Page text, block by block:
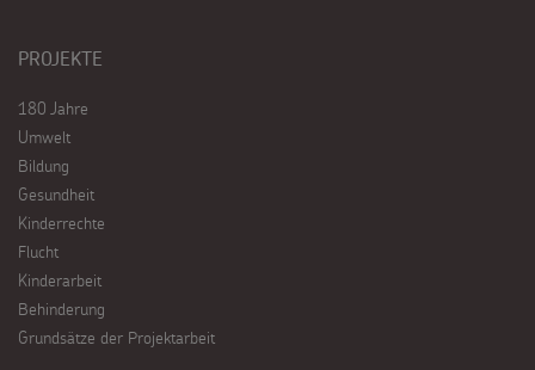
PROJEKTE
180 Jahre
Umwelt
Bildung
Gesundheit
Kinderrechte
Flucht
Kinderarbeit
Behinderung
Grundsätze der Projektarbeit